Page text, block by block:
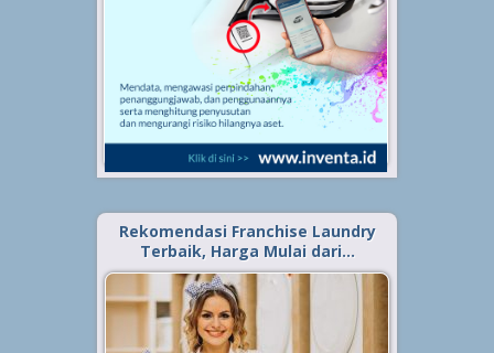
Rekomendasi Franchise Laundry
Terbaik, Harga Mulai dari…
Diterbitkan tanggal 24 Mei 2022, dalam kategori
Bisnis
,
Tips
.
Tertarik untuk mulai bisnis